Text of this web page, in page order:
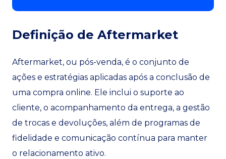
Definição de Aftermarket
Aftermarket, ou pós-venda, é o conjunto de
ações e estratégias aplicadas após a conclusão de
uma compra online. Ele inclui o suporte ao
cliente, o acompanhamento da entrega, a gestão
de trocas e devoluções, além de programas de
fidelidade e comunicação contínua para manter
o relacionamento ativo.